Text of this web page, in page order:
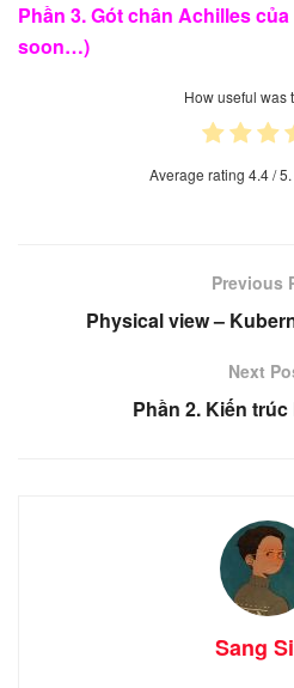
Phần 3. Gót chân Achilles
soon…)
How useful was
Average rating 4.4/ 5.
Previous
Physical view –
Next
Phần 2. Kiến
Sang